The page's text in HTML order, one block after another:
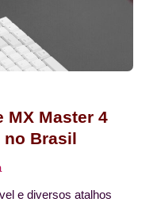
MX Master 4
no Brasil
e diversos atalhos